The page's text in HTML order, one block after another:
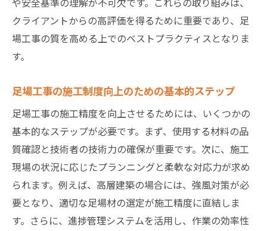
クライアントからの高評価を得るために重要であり、足
場工事の質を高める上でのベストプラクティスとなりま
す。
足場工事の施工制度向上のための基本的ステップ
足場工事の施工精度を向上させるためには、いくつかの
基本的なステップが必要です。まず、使用する材料の品
質確認と技術者の技術力の確保が重要です。次に、施工
現場の状況に応じたプランニングと柔軟な対応力が求め
られます。例えば、高層建築の場合には、強風対策が必
要となり、適切な足場材の選定が施工精度に直結しま
す。さらに、進捗管理システムを活用し、作業の効率性